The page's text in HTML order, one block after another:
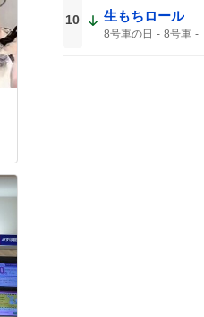
10 生もちロール
8号車の日 8号車